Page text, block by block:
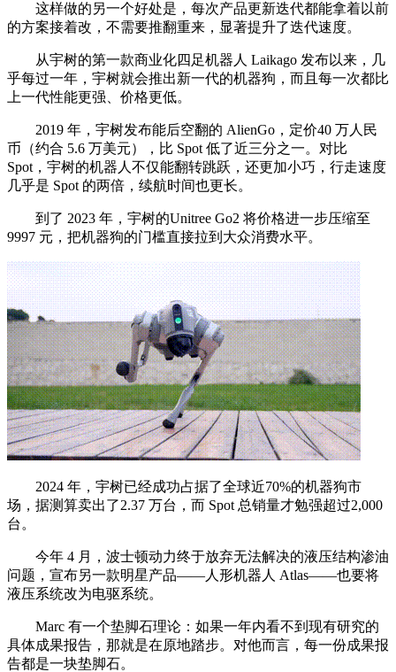
这样做的另一个好处是，每次产品更新迭代都能拿着以前
的方案接着改，不需要推翻重来，显著提升了迭代速度。
从宇树的第一款商业化四足机器人 Laikago 发布以来，几
乎每过一年，宇树就会推出新一代的机器狗，而且每一次都比
上一代性能更强、价格更低。
2019 年，宇树发布能后空翻的 AlienGo，定价40 万人民
币（约合 5.6 万美元），比 Spot 低了近三分之一。对比
Spot，宇树的机器人不仅能翻转跳跃，还更加小巧，行走速度
几乎是 Spot 的两倍，续航时间也更长。
到了 2023 年，宇树的Unitree Go2 将价格进一步压缩至
9997 元，把机器狗的门槛直接拉到大众消费水平。
2024 年，宇树已经成功占据了全球近70%的机器狗市
场，据测算卖出了2.37 万台，而 Spot 总销量才勉强超过2,000
台。
今年 4 月，波士顿动力终于放弃无法解决的液压结构渗油
问题，宣布另一款明星产品——人形机器人 Atlas——也要将
液压系统改为电驱系统。
Marc 有一个垫脚石理论：如果一年内看不到现有研究的
具体成果报告，那就是在原地踏步。对他而言，每一份成果报
告都是一块垫脚石。